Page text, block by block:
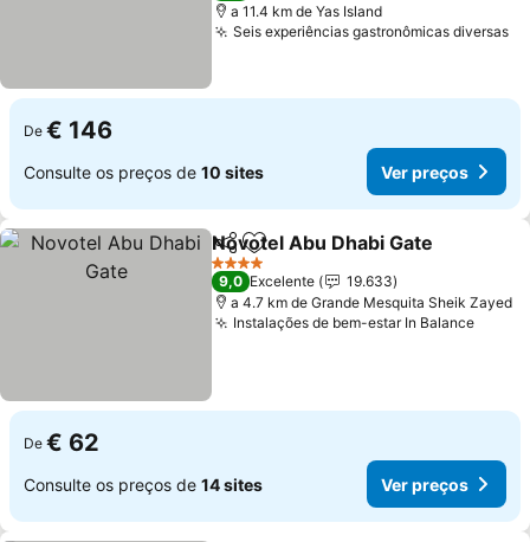
a 11.4 km de Yas Island
Seis experiências gastronômicas diversas
De € 146
Consulte os preços de 10 sites Ver preços
PartilharAdicionar aos favoritos
Novotel Abu Dhabi Gate
4 Estrelas
9,0 Excelente
19.633
a 4.7 km de Grande Mesquita Sheik Zayed
Instalações de bem-estar In BalanceVer
De € 62
Consulte os preços de 14 sites Ver preços